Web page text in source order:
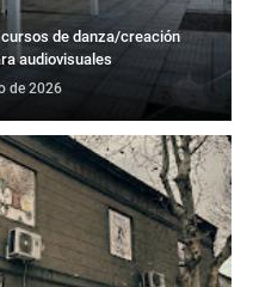
de danza/creación
audiovisuales
de 2026